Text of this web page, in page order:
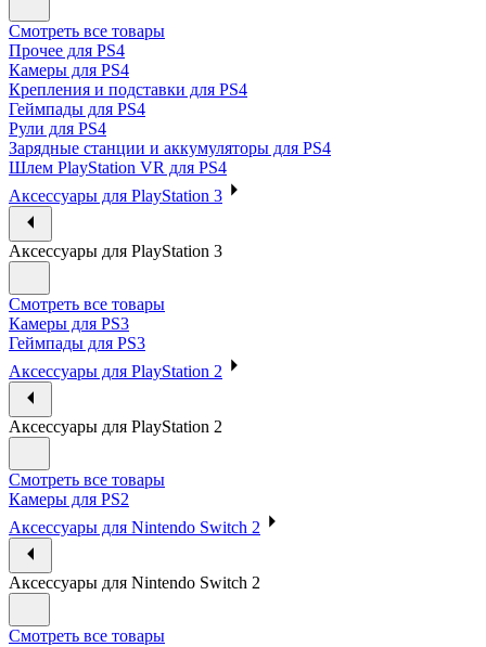
Смотреть все товары
Прочее для PS4
Камеры для PS4
Крепления и подставки для PS4
Геймпады для PS4
Рули для PS4
Зарядные станции и аккумуляторы для PS4
Шлем PlayStation VR для PS4
Аксессуары для PlayStation 3
Аксессуары для PlayStation 3
Смотреть все товары
Камеры для PS3
Геймпады для PS3
Аксессуары для PlayStation 2
Аксессуары для PlayStation 2
Смотреть все товары
Камеры для PS2
Аксессуары для Nintendo Switch 2
Аксессуары для Nintendo Switch 2
Смотреть все товары